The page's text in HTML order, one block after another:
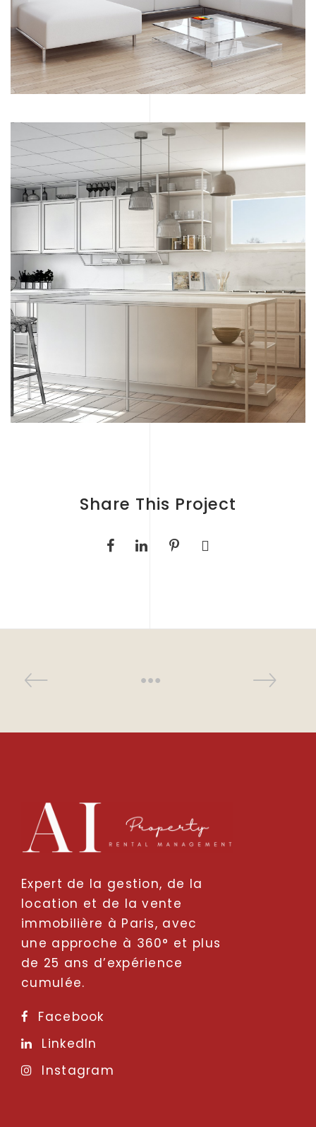
Share This Project
Expert de la gestion, de la
location et de la vente
immobilière à Paris, avec
une approche à 360° et plus
de 25 ans d’expérience
cumulée.
Facebook
LinkedIn
Instagram